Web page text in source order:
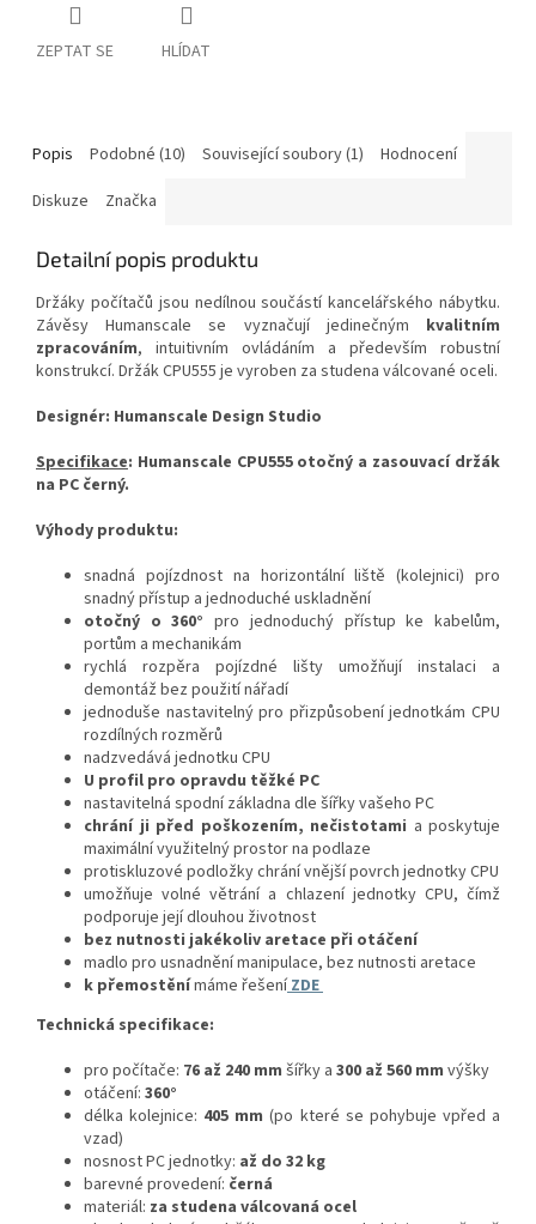
ZEPTAT SE HLÍDAT
Popis Podobné (10) Související soubory (1)
Hodnocení
Diskuze
Značka
Detailní popis produktu
Držáky počítačů jsou nedílnou součástí kancelářského nábytku.
Závěsy Humanscale se vyznačují jedinečným kvalitním
zpracováním, intuitivním ovládáním a především robustní
konstrukcí. Držák CPU555 je vyroben za studena válcované oceli.
Designér: Humanscale Design Studio
Specifikace: Humanscale CPU555 otočný a zasouvací držák
na PC černý.
Výhody produktu:
snadná pojízdnost na horizontální liště (kolejnici) pro
snadný přístup a jednoduché uskladnění
otočný o 360° pro jednoduchý přístup ke kabelům,
portům a mechanikám
rychlá rozpěra pojízdné lišty umožňují instalaci a
demontáž bez použití nářadí
jednoduše nastavitelný pro přizpůsobení jednotkám CPU
rozdílných rozměrů
nadzvedává jednotku CPU
U profil pro opravdu těžké PC
nastavitelná spodní základna dle šířky vašeho PC
chrání ji před poškozením, nečistotami a poskytuje
maximální využitelný prostor na podlaze
protiskluzové podložky chrání vnější povrch jednotky CPU
umožňuje volné větrání a chlazení jednotky CPU, čímž
podporuje její dlouhou životnost
bez nutnosti jakékoliv aretace při otáčení
madlo pro usnadnění manipulace, bez nutnosti aretace
k přemostěnímáme řešeníZDE
Technická specifikace:
pro počítače: 76 až 240 mm šířky a 300 až 560 mm výšky
otáčení: 360°
délka kolejnice: 405 mm(po které se pohybuje vpřed a
vzad)
nosnost PC jednotky: až do 32 kg
barevné provedení: černá
materiál: za studena válcovaná ocel